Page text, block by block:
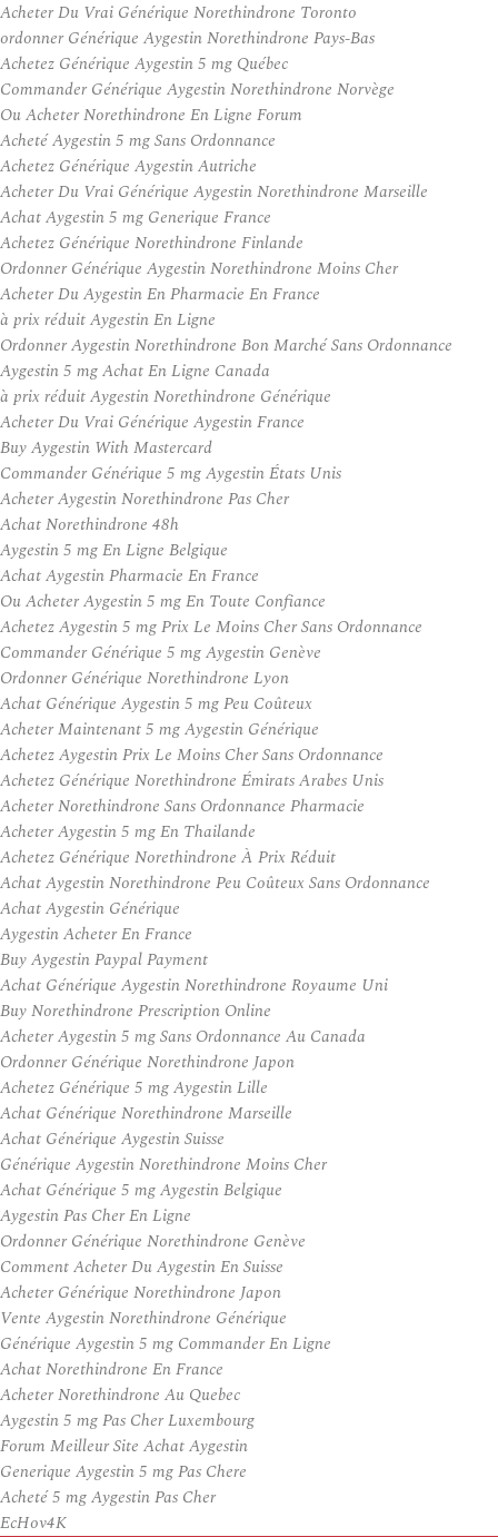
Acheter Du Vrai Générique Norethindrone Toronto
ordonner Générique Aygestin Norethindrone Pays-Bas
Achetez Générique Aygestin 5 mg Québec
Commander Générique Aygestin Norethindrone Norvège
Ou Acheter Norethindrone En Ligne Forum
Acheté Aygestin 5 mg Sans Ordonnance
Achetez Générique Aygestin Autriche
Acheter Du Vrai Générique Aygestin Norethindrone Marseille
Achat Aygestin 5 mg Generique France
Achetez Générique Norethindrone Finlande
Ordonner Générique Aygestin Norethindrone Moins Cher
Acheter Du Aygestin En Pharmacie En France
à prix réduit Aygestin En Ligne
Ordonner Aygestin Norethindrone Bon Marché Sans Ordonnance
Aygestin 5 mg Achat En Ligne Canada
à prix réduit Aygestin Norethindrone Générique
Acheter Du Vrai Générique Aygestin France
Buy Aygestin With Mastercard
Commander Générique 5 mg Aygestin États Unis
Acheter Aygestin Norethindrone Pas Cher
Achat Norethindrone 48h
Aygestin 5 mg En Ligne Belgique
Achat Aygestin Pharmacie En France
Ou Acheter Aygestin 5 mg En Toute Confiance
Achetez Aygestin 5 mg Prix Le Moins Cher Sans Ordonnance
Commander Générique 5 mg Aygestin Genève
Ordonner Générique Norethindrone Lyon
Achat Générique Aygestin 5 mg Peu Coûteux
Acheter Maintenant 5 mg Aygestin Générique
Achetez Aygestin Prix Le Moins Cher Sans Ordonnance
Achetez Générique Norethindrone Émirats Arabes Unis
Acheter Norethindrone Sans Ordonnance Pharmacie
Acheter Aygestin 5 mg En Thailande
Achetez Générique Norethindrone À Prix Réduit
Achat Aygestin Norethindrone Peu Coûteux Sans Ordonnance
Achat Aygestin Générique
Aygestin Acheter En France
Buy Aygestin Paypal Payment
Achat Générique Aygestin Norethindrone Royaume Uni
Buy Norethindrone Prescription Online
Acheter Aygestin 5 mg Sans Ordonnance Au Canada
Ordonner Générique Norethindrone Japon
Achetez Générique 5 mg Aygestin Lille
Achat Générique Norethindrone Marseille
Achat Générique Aygestin Suisse
Générique Aygestin Norethindrone Moins Cher
Achat Générique 5 mg Aygestin Belgique
Aygestin Pas Cher En Ligne
Ordonner Générique Norethindrone Genève
Comment Acheter Du Aygestin En Suisse
Acheter Générique Norethindrone Japon
Vente Aygestin Norethindrone Générique
Générique Aygestin 5 mg Commander En Ligne
Achat Norethindrone En France
Acheter Norethindrone Au Quebec
Aygestin 5 mg Pas Cher Luxembourg
Forum Meilleur Site Achat Aygestin
Generique Aygestin 5 mg Pas Chere
Acheté 5 mg Aygestin Pas Cher
EcHov4K